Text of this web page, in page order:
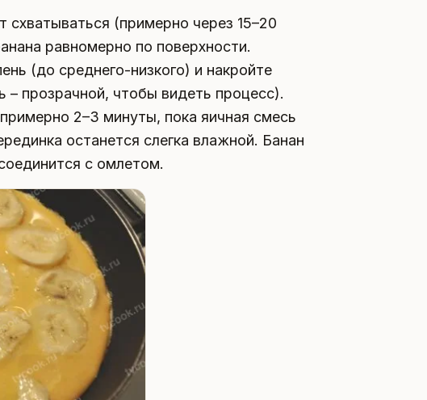
схватываться (примерно через 15–20
равномерно по поверхности.
(до среднего-низкого) и накройте
– прозрачной, чтобы видеть процесс).
2–3 минуты, пока яичная смесь
останется слегка влажной. Банан
с омлетом.